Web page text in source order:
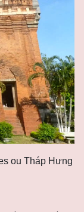
ou Tháp Hưng